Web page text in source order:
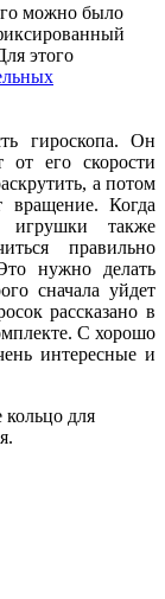
можно было
этого
гироскопа. Он
от его скорости
а потом
вращение. Когда
игрушки также
правильно
нужно делать
сначала уйдет
рассказано в
С хорошо
интересные и
кольцо для